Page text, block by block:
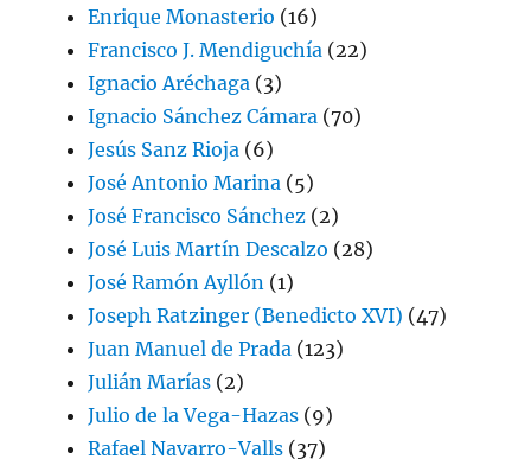
Enrique Monasterio (16)
Francisco J. Mendiguchía (22)
Ignacio Aréchaga (3)
Ignacio Sánchez Cámara (70)
Jesús Sanz Rioja (6)
José Antonio Marina (5)
José Francisco Sánchez (2)
José Luis Martín Descalzo (28)
José Ramón Ayllón (1)
Joseph Ratzinger (Benedicto XVI) (47)
Juan Manuel de Prada (123)
Julián Marías (2)
Julio de la Vega-Hazas (9)
Rafael Navarro-Valls (37)